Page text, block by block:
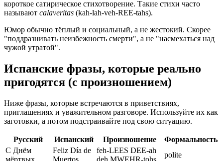
короткое сатирическое стихотворение. Такие стихи часто
называют calaveritas (kah-lah-veh-REE-tahs).
Юмор обычно тёплый и социальный, а не жестокий. Скорее
"поддразнивать неизбежность смерти", а не "насмехаться над
чужой утратой".
Испанские фразы, которые реально
пригодятся (с произношением)
Ниже фразы, которые встречаются в приветствиях,
приглашениях и уважительном разговоре. Используйте их как
заготовки, а потом подстраивайте под свою ситуацию.
Русский Испанский Произношение
Формальность
С Днём
мёртвых.
Feliz Día de
Muertos.
feh-LEES DEE-ah
deh MWEHR-tohs
polite